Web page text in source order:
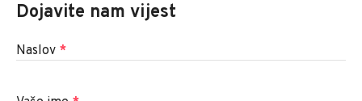
Dojavite nam vijest
Naslov *